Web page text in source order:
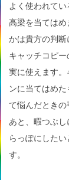
よく使われて
高梁を当ては
かは貴方の判断
キャッチコピ
実に使えます
ンに当てはめ
て悩んだときの
あと、暇つぶ
らっぽにした
す。